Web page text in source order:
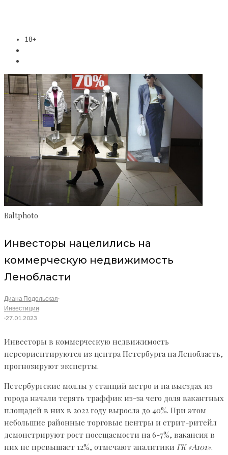
18+
Baltphoto
Инвесторы нацелились на
коммерческую недвижимость
Ленобласти
Диана Подольская·
Инвестиции
·27.01.2023
Инвесторы в коммерческую недвижимость
переориентируются из центра Петербурга на Ленобласть,
прогнозируют эксперты.
Петербургские моллы у станций метро и на выездах из
города начали терять траффик из-за чего доля вакантных
площадей в них в 2022 году выросла до 40%. При этом
небольшие районные торговые центры и стрит-ритейл
демонстрируют рост посещаемости на 6-7%, вакансия в
них не превышает 12%, отмечают аналитики ГК «А101».